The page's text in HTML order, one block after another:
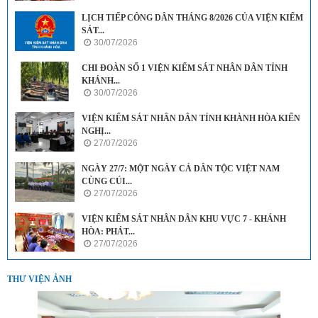
LỊCH TIẾP CÔNG DÂN THÁNG 8/2026 CỦA VIỆN KIỂM
SÁT...
30/07/2026
CHI ĐOÀN SỐ 1 VIỆN KIỂM SÁT NHÂN DÂN TỈNH
KHÁNH...
30/07/2026
VIỆN KIỂM SÁT NHÂN DÂN TỈNH KHÀNH HÒA KIẾN
NGHỊ...
27/07/2026
NGÀY 27/7: MỘT NGÀY CẢ DÂN TỘC VIỆT NAM
CÙNG CÚI...
27/07/2026
VIỆN KIỂM SÁT NHÂN DÂN KHU VỰC 7 - KHÁNH
HÒA: PHÁT...
27/07/2026
THƯ VIỆN ẢNH